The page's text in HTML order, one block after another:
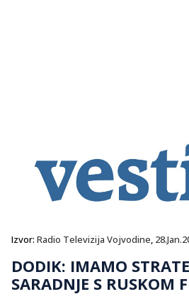
Izvor: Radio Televizija Vojvodine,
DODIK: IMAMO
SARADNJE S RUSKOM